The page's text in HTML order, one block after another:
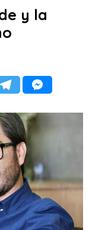
y la